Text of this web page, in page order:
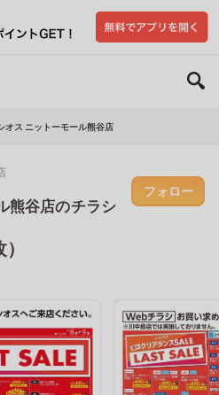
オス ニットーモール熊谷店
熊谷店のチラシ
フォロー